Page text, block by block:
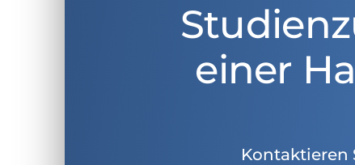
einer
Kontaktieren